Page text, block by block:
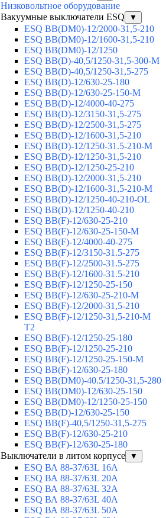
Низковольтное оборудование
Вакуумные выключатели ESQ
▼
ESQ ВВ(DM0)-12/2000-31,5-210
ESQ ВВ(DM0)-12/1600-31,5-210
ESQ ВВ(DM0)-12/1250
ESQ ВВ(D)-40,5/1250-31,5-300-М
ESQ ВВ(D)-40,5/1250-31,5-275
ESQ ВВ(D)-12/630-25-180
ESQ ВВ(D)-12/630-25-150-М
ESQ ВВ(D)-12/4000-40-275
ESQ ВВ(D)-12/3150-31,5-275
ESQ ВВ(D)-12/2500-31,5-275
ESQ ВВ(D)-12/1600-31,5-210
ESQ ВВ(D)-12/1250-31.5-210-М
ESQ ВВ(D)-12/1250-31,5-210
ESQ ВВ(D)-12/1250-25-210
ESQ BB(D)-12/2000-31,5-210
ESQ BB(D)-12/1600-31,5-210-М
ESQ BB(D)-12/1250-40-210-OL
ESQ BB(D)-12/1250-40-210
ESQ ВВ(F)-12/630-25-210
ESQ ВВ(F)-12/630-25-150-М
ESQ ВВ(F)-12/4000-40-275
ESQ ВВ(F)-12/3150-31.5-275
ESQ ВВ(F)-12/2500-31.5-275
ESQ ВВ(F)-12/1600-31.5-210
ESQ ВВ(F)-12/1250-25-150
ESQ BB(F)-12/630-25-210-М
ESQ BB(F)-12/2000-31,5-210
ESQ BB(F)-12/1250-31,5-210-М
T2
ESQ BB(F)-12/1250-25-180
ESQ ВВ(F)-12/1250-25-210
ESQ ВВ(F)-12/1250-25-150-М
ESQ BB(F)-12/630-25-180
ESQ ВВ(DM0)-40.5/1250-31,5-280
ESQ ВВ(DM0)-12/630-25-150
ESQ ВВ(DM0)-12/1250-25-150
ESQ BB(D)-12/630-25-150
ESQ ВВ(F)-40,5/1250-31,5-275
ESQ ВВ(F)-12/630-25-210
ESQ ВВ(F)-12/630-25-180
Выключатели в литом корпусе
▼
ESQ ВА 88-37/63L 16A
ESQ ВА 88-37/63L 20A
ESQ ВА 88-37/63L 32A
ESQ ВА 88-37/63L 40A
ESQ ВА 88-37/63L 50A